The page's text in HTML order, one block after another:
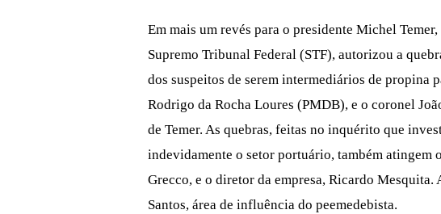
Em mais um revés para o presidente Michel
Supremo Tribunal Federal (STF), autorizou a
dos suspeitos de serem intermediários de propina
Rodrigo da Rocha Loures (PMDB), e o coronel
de Temer. As quebras, feitas no inquérito que
indevidamente o setor portuário, também atingem
Grecco, e o diretor da empresa, Ricardo Mesquita.
Santos, área de influência do peemedebista.